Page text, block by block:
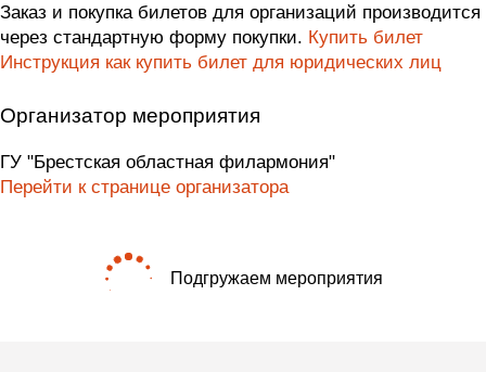
Заказ и покупка билетов для организаций производится
через стандартную форму покупки. Купить билет
Инструкция как купить билет для юридических лиц
Организатор мероприятия
ГУ "Брестская областная филармония"
Перейти к странице организатора
Подгружаем мероприятия